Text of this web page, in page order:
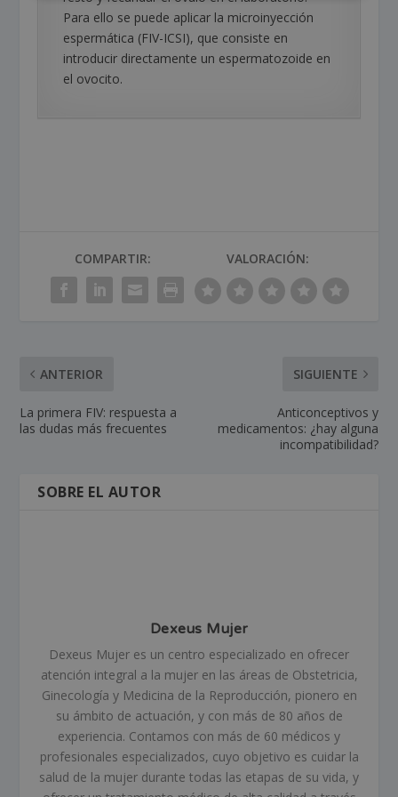
Para ello se puede aplicar la microinyección
espermática (FIV-ICSI), que consiste en
introducir directamente un espermatozoide en
el ovocito.
COMPARTIR: VALORACIÓN:
ANTERIOR
La primera FIV: respuesta a
las dudas más frecuentes
SIGUIENTE
Anticonceptivos y
medicamentos: ¿hay alguna
incompatibilidad?
SOBRE EL AUTOR
Dexeus Mujer
Dexeus Mujer es un centro especializado en ofrecer
atención integral a la mujer en las áreas de Obstetricia,
Ginecología y Medicina de la Reproducción, pionero en
su ámbito de actuación, y con más de 80 años de
experiencia. Contamos con más de 60 médicos y
profesionales especializados, cuyo objetivo es cuidar la
salud de la mujer durante todas las etapas de su vida, y